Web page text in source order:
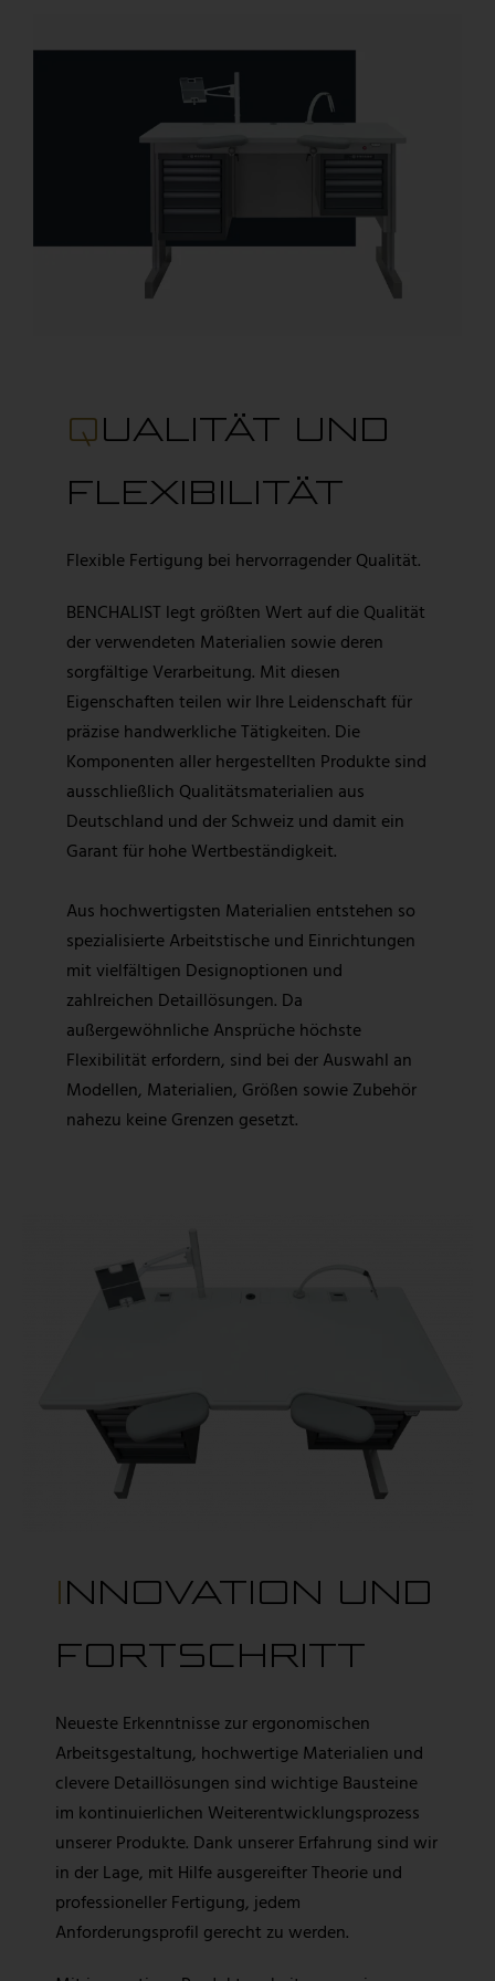
LAMINAR FLOW System
Händler finden
QUALITÄT UND
FLEXIBILITÄT
Flexible Fertigung bei hervorragender Qualität.
BENCHALIST legt größten Wert auf die Qualität
der verwendeten Materialien sowie deren
sorgfältige Verarbeitung. Mit diesen
Eigenschaften teilen wir Ihre Leidenschaft für
präzise handwerkliche Tätigkeiten. Die
Komponenten aller hergestellten Produkte sind
ausschließlich Qualitätsmaterialien aus
Deutschland und der Schweiz und damit ein
Garant für hohe Wertbeständigkeit.
Aus hochwertigsten Materialien entstehen so
spezialisierte Arbeitstische und Einrichtungen
mit vielfältigen Designoptionen und
zahlreichen Detaillösungen. Da
außergewöhnliche Ansprüche höchste
Flexibilität erfordern, sind bei der Auswahl an
Modellen, Materialien, Größen sowie Zubehör
nahezu keine Grenzen gesetzt.
INNOVATION UND
FORTSCHRITT
Neueste Erkenntnisse zur ergonomischen
Arbeitsgestaltung, hochwertige Materialien und
clevere Detaillösungen sind wichtige Bausteine
im kontinuierlichen Weiterentwicklungsprozess
unserer Produkte. Dank unserer Erfahrung sind wir
in der Lage, mit Hilfe ausgereifter Theorie und
professioneller Fertigung, jedem
Anforderungsprofil gerecht zu werden.